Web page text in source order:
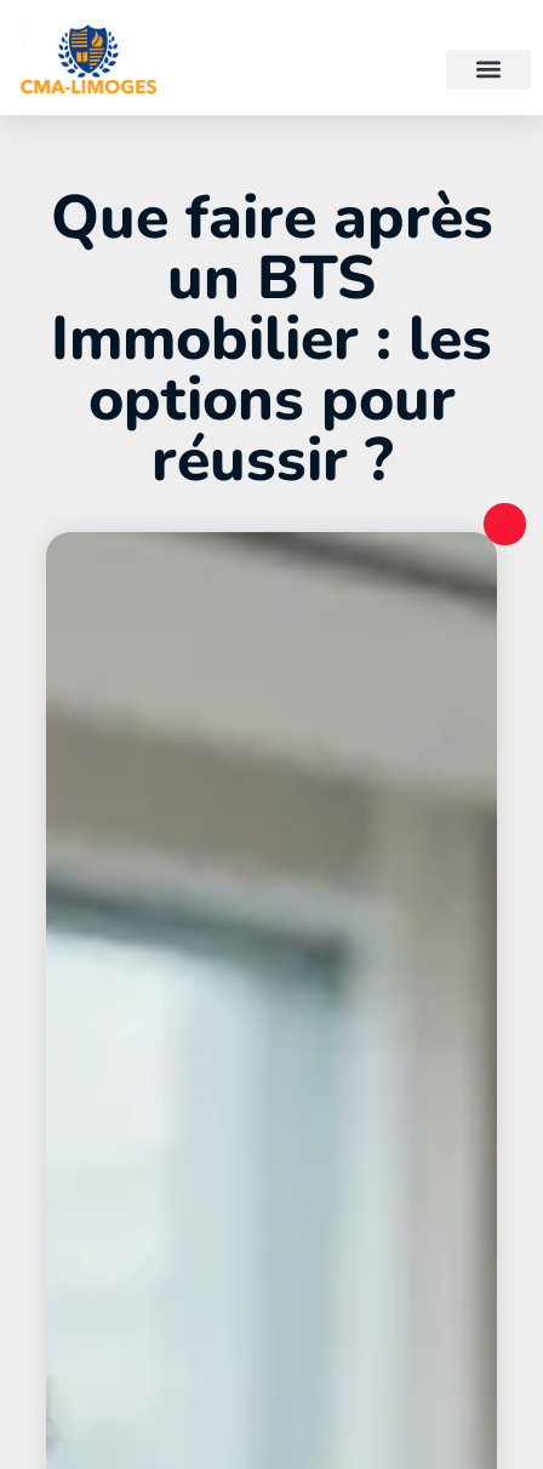
Que faire après
un BTS
Immobilier : les
options pour
réussir ?